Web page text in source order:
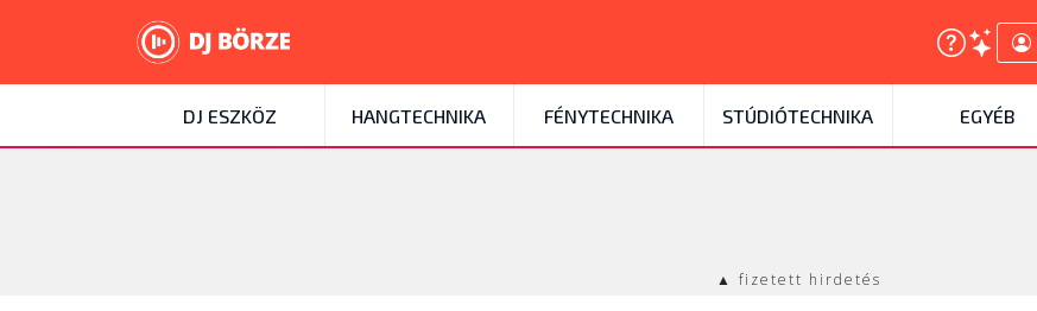
DJ ESZKÖZ HANGTECHNIKA FÉNYTECHNIKA STÚDIÓTECHNIKA EGYÉB
▲ fizetett hirdetés